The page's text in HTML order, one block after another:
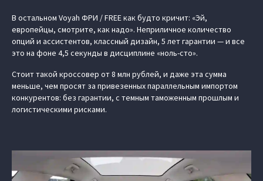
В остальном Voyah ФРИ / FREE как будто кричит: «Эй,
европейцы, смотрите, как надо». Неприличное количество
опций и ассистентов, классный дизайн, 5 лет гарантии — и все
это на фоне 4,5 секунды в дисциплине «ноль-сто».
Стоит такой кроссовер от 8 млн рублей, и даже эта сумма
меньше, чем просят за привезенных параллельным импортом
конкурентов: без гарантии, с темным таможенным прошлым и
логистическими рисками.